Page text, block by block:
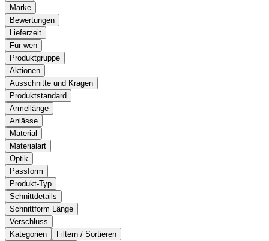
Marke
Bewertungen
Lieferzeit
Für wen
Produktgruppe
Aktionen
Ausschnitte und Kragen
Produktstandard
Ärmellänge
Anlässe
Material
Materialart
Optik
Passform
Produkt-Typ
Schnittdetails
Schnittform Länge
Verschluss
Kategorien
Filtern / Sortieren